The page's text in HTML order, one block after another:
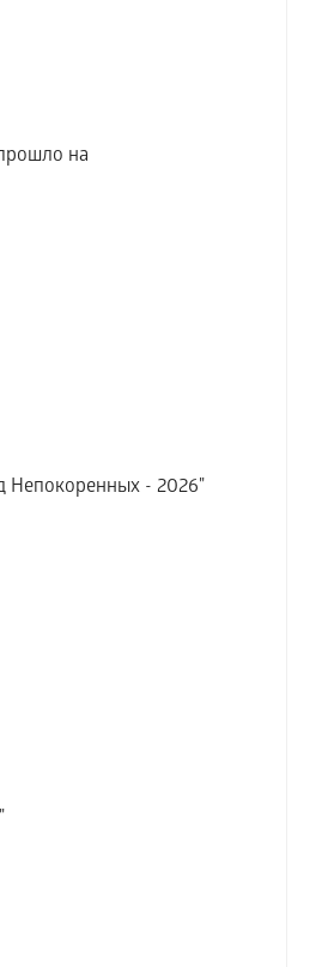
на
Непокоренных - 2026"